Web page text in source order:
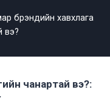
брэндийн хавхлага
вэ?
чанартай вэ?: